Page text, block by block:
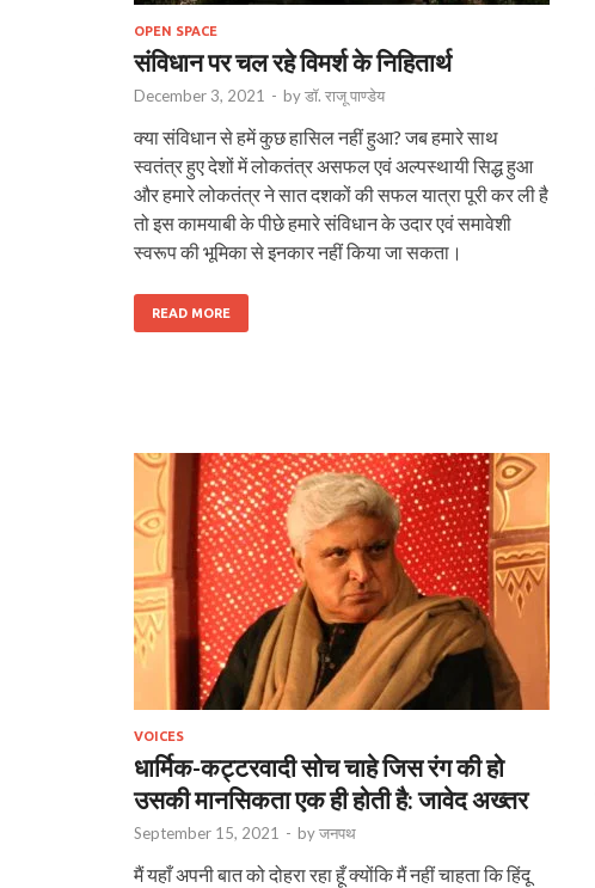
OPEN SPACE
संविधान पर चल रहे विमर्श के निहितार्थ
December 3, 2021 - byडॉ. राजू पाण्डेय
क्या संविधान से हमें कुछ हासिल नहीं हुआ? जब हमारे साथ
स्वतंत्र हुए देशों में लोकतंत्र असफल एवं अल्पस्थायी सिद्ध हुआ
और हमारे लोकतंत्र ने सात दशकों की सफल यात्रा पूरी कर ली है
तो इस कामयाबी के पीछे हमारे संविधान के उदार एवं समावेशी
स्वरूप की भूमिका से इनकार नहीं किया जा सकता।
READ MORE
VOICES
धार्मिक-कट्टरवादी सोच चाहे जिस रंग की हो
उसकी मानसिकता एक ही होती है: जावेद अख्तर
September 15, 2021 - byजनपथ
मैं यहाँ अपनी बात को दोहरा रहा हूँ क्योंकि मैं नहीं चाहता कि हिंदू